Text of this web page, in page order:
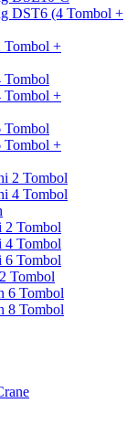
DST6 (4 Tombol +
Tombol +
Tombol
Tombol +
Tombol
Tombol +
2 Tombol
4 Tombol
2 Tombol
4 Tombol
6 Tombol
Tombol
6 Tombol
8 Tombol